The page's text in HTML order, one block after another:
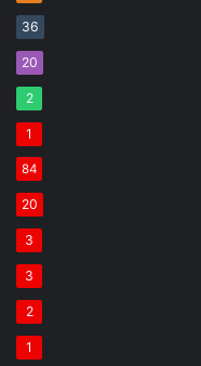
36
20
2
1
84
20
3
3
2
1